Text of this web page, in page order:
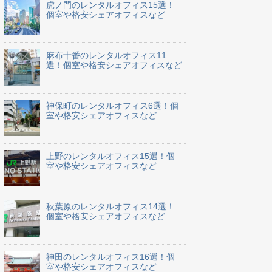
虎ノ門のレンタルオフィス15選！
個室や格安シェアオフィスなど
麻布十番のレンタルオフィス11
選！個室や格安シェアオフィスなど
神保町のレンタルオフィス6選！個
室や格安シェアオフィスなど
上野のレンタルオフィス15選！個
室や格安シェアオフィスなど
秋葉原のレンタルオフィス14選！
個室や格安シェアオフィスなど
神田のレンタルオフィス16選！個
室や格安シェアオフィスなど